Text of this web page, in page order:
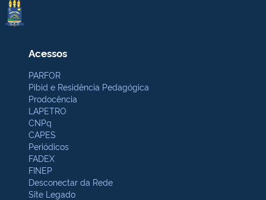
Acessos
PARFOR
Pibid e Residência Pedagógica
Prodocência
LAPETRO
CNPq
CAPES
Periódicos
FADEX
FINEP
Desconectar da Rede
Site Legado